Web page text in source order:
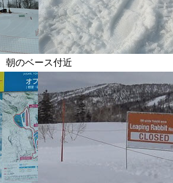
朝のベース付近